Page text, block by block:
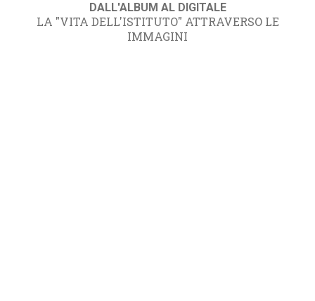
DALL'ALBUM AL DIGITALE
LA "VITA DELL'ISTITUTO" ATTRAVERSO LE
IMMAGINI